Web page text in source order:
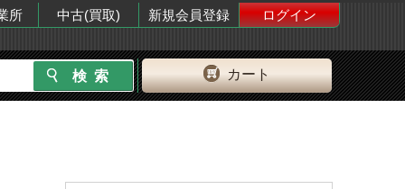
所 中古(買取) 新規会員登録 ログイン
カート